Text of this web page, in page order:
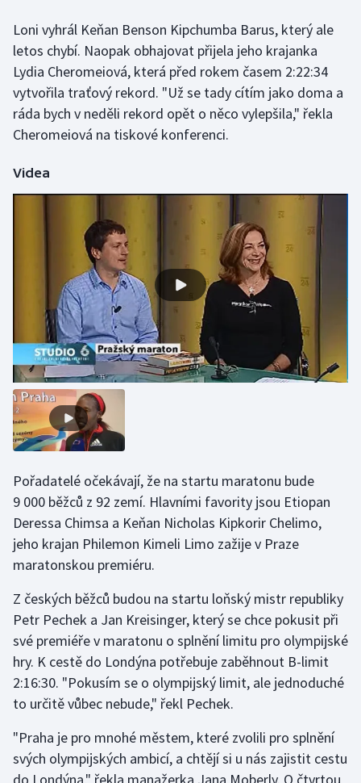
Golf
Gymnastika
Házená
Jezdectví
Krasobruslení
Lezení
Lyže a snowboard
Moderní pětiboj
Motorsport
Olympijské hry
Parasport
Plavání
Plážový volejbal
Ragby
Rychlobruslení
Rychlostní kanoistika
Sportovní střelba
Loni vyhrál Keňan Benson Kipchumba Barus, který ale
letos chybí. Naopak obhajovat přijela jeho krajanka
Lydia Cheromeiová, která před rokem časem 2:22:34
vytvořila traťový rekord. "Už se tady cítím jako doma a
ráda bych v neděli rekord opět o něco vylepšila," řekla
Cheromeiová na tiskové konferenci.
Videa
Pořadatelé očekávají, že na startu maratonu bude
9 000 běžců z 92 zemí. Hlavními favority jsou Etiopan
Deressa Chimsa a Keňan Nicholas Kipkorir Chelimo,
jeho krajan Philemon Kimeli Limo zažije v Praze
maratonskou premiéru.
Z českých běžců budou na startu loňský mistr republiky
Petr Pechek a Jan Kreisinger, který se chce pokusit při
své premiéře v maratonu o splnění limitu pro olympijské
hry. K cestě do Londýna potřebuje zaběhnout B-limit
2:16:30. "Pokusím se o olympijský limit, ale jednoduché
to určitě vůbec nebude," řekl Pechek.
"Praha je pro mnohé městem, které zvolili pro splnění
svých olympijských ambicí, a chtějí si u nás zajistit cestu
do Londýna," řekla manažerka Jana Moberly. O čtvrtou